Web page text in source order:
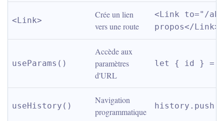
<Link>
Crée un lien
vers une route
<Link to="/
propos</Link>
useParams()
Accède aux
paramètres
d'URL
let { id } =
useHistory()
Navigation
programmatique